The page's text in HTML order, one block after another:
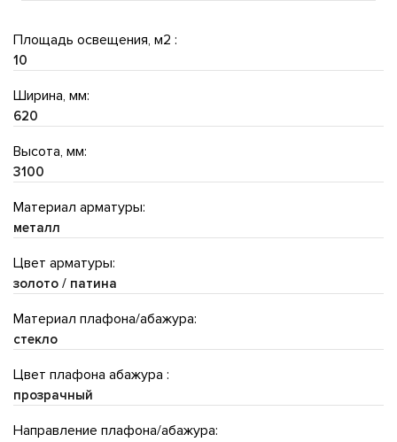
Площадь освещения, м2 :
10
Ширина, мм:
620
Высота, мм:
3100
Материал арматуры:
металл
Цвет арматуры:
золото / патина
Материал плафона/абажура:
стекло
Цвет плафона абажура :
прозрачный
Направление плафона/абажура: